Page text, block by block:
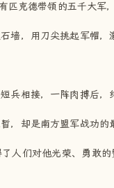
匹克德带领的五千大军
墙，用刀尖挑起军帽，
兵相接，一阵肉搏后，
，却是南方盟军战功的
人们对他光荣、勇敢